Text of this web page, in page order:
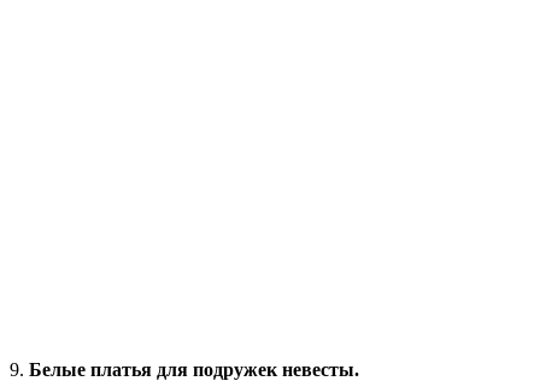
9. Белые платья для подружек невесты.